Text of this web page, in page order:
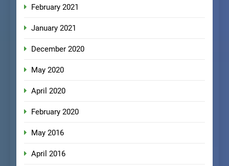
February 2021
January 2021
December 2020
May 2020
April 2020
February 2020
May 2016
April 2016